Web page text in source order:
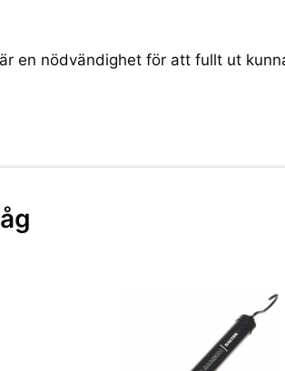
en nödvändighet för att fullt ut